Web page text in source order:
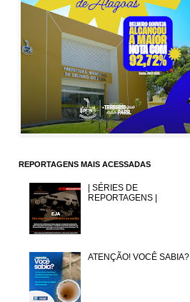
REPORTAGENS MAIS ACESSADAS
| SÉRIES DE
REPORTAGENS |
ATENÇÃO! VOCÊ SABIA?